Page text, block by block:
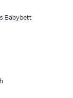
Babybett